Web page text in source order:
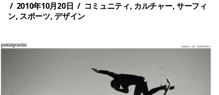
/ 2010年10月20日 / コミュニティ, カルチャー,サーフィ
ン, スポーツ,デザイン